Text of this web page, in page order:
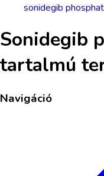
sonidegib
Sonidegib
tartalmú
Navigáció